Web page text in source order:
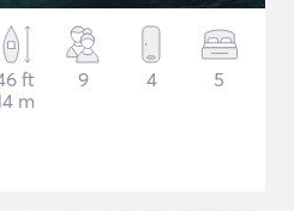
ft
m
9 4 5